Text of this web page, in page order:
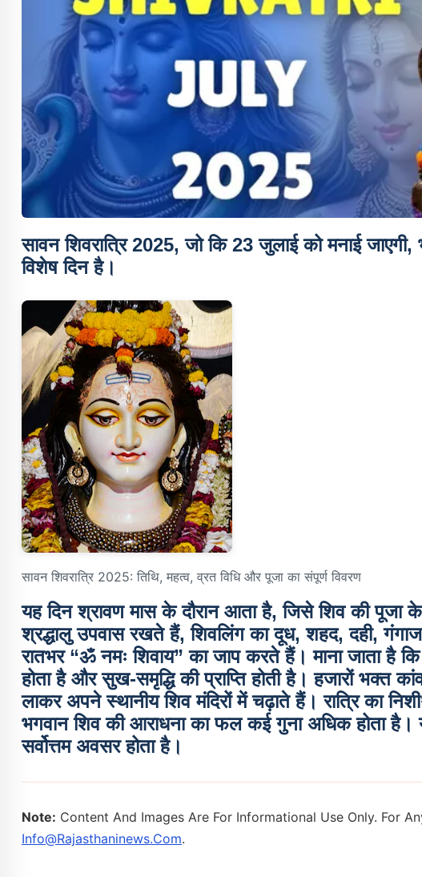
सावन शिवरात्रि 2025, जो कि23 जुलाईको मनाई
विशेष दिन है।
सावन शिवरात्रि 2025: तिथि, महत्व, व्रत विधि और पूजा का संपूर्ण विवरण
यह दिन श्रावण मास के दौरान आता है, जिसे शिव की पूजा
श्रद्धालु उपवास रखते हैं, शिवलिंग का दूध, शहद, दही,
रातभर “ॐ नमः शिवाय” का जाप करते हैं। माना जाता है
होता है और सुख-समृद्धि की प्राप्ति होती है। हजारों भक्त
लाकर अपने स्थानीय शिव मंदिरों में चढ़ाते हैं। रात्रि का
भगवान शिव की आराधना का फल कई गुना अधिक होता
सर्वोत्तम अवसर होता है।
Note: Content And Images Are For Informational Use Only. For
Info@rajasthaninews.com.